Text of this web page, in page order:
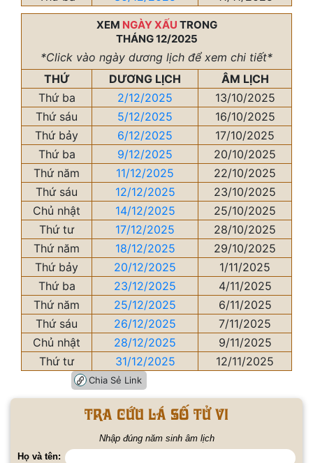
XEM NGÀY XẤU TRONG
THÁNG 12/2025
*Click vào ngày dương lịch để xem chi tiết*
THỨ
DƯƠNG LỊCH
ÂM LỊCH
Thứ ba
2/12/2025
13/10/2025
Thứ sáu
5/12/2025
16/10/2025
Thứ bảy
6/12/2025
17/10/2025
Thứ ba
9/12/2025
20/10/2025
Thứ năm
11/12/2025
22/10/2025
Thứ sáu
12/12/2025
23/10/2025
Chủ nhật
14/12/2025
25/10/2025
Thứ tư
17/12/2025
28/10/2025
Thứ năm
18/12/2025
29/10/2025
Thứ bảy
20/12/2025
1/11/2025
Thứ ba
23/12/2025
4/11/2025
Thứ năm
25/12/2025
6/11/2025
Thứ sáu
26/12/2025
7/11/2025
Chủ nhật
28/12/2025
9/11/2025
Thứ tư
31/12/2025 12/11/2025
Chia Sẻ Link
Tra cứu lá số tử vi
Nhập đúng năm sinh âm lịch
Họ và tên: